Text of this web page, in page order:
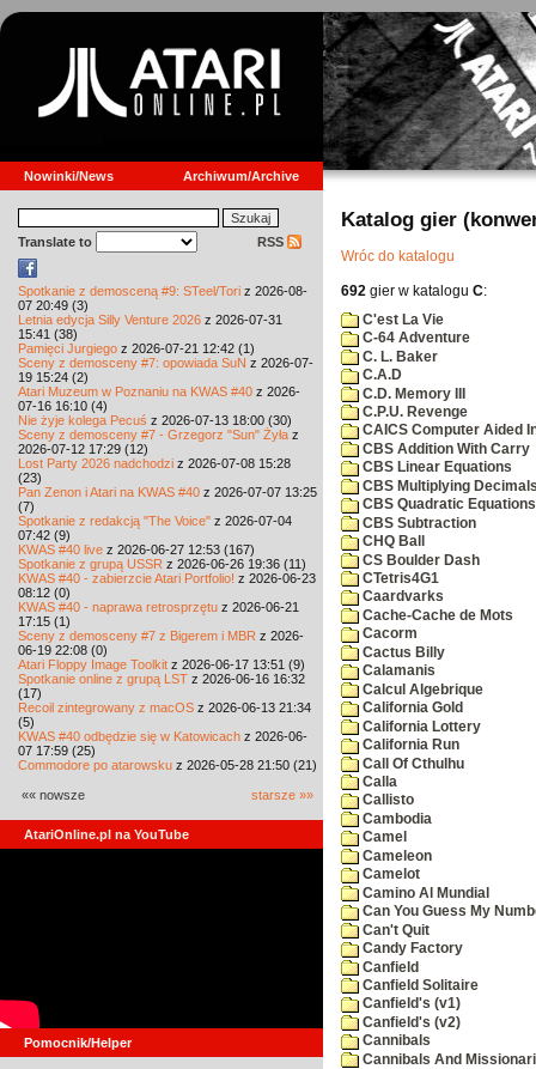
Nowinki/News Archiwum/Archive
Translate to RSS
Spotkanie z demosceną #9: STeel/Tori z 2026-08-
07 20:49 (3)
Letnia edycja Silly Venture 2026 z 2026-07-31
15:41 (38)
Pamięci Jurgiego z 2026-07-21 12:42 (1)
Sceny z demosceny #7: opowiada SuN z 2026-07-
19 15:24 (2)
Atari Muzeum w Poznaniu na KWAS #40 z 2026-
07-16 16:10 (4)
Nie żyje kolega Pecuś z 2026-07-13 18:00 (30)
Sceny z demosceny #7 - Grzegorz "Sun" Żyła z
2026-07-12 17:29 (12)
Lost Party 2026 nadchodzi z 2026-07-08 15:28
(23)
Pan Zenon i Atari na KWAS #40 z 2026-07-07 13:25
(7)
Spotkanie z redakcją "The Voice" z 2026-07-04
07:42 (9)
KWAS #40 live z 2026-06-27 12:53 (167)
Spotkanie z grupą USSR z 2026-06-26 19:36 (11)
KWAS #40 - zabierzcie Atari Portfolio! z 2026-06-23
08:12 (0)
KWAS #40 - naprawa retrosprzętu z 2026-06-21
17:15 (1)
Sceny z demosceny #7 z Bigerem i MBR z 2026-
06-19 22:08 (0)
Atari Floppy Image Toolkit z 2026-06-17 13:51 (9)
Spotkanie online z grupą LST z 2026-06-16 16:32
(17)
Recoil zintegrowany z macOS z 2026-06-13 21:34
(5)
KWAS #40 odbędzie się w Katowicach z 2026-06-
07 17:59 (25)
Commodore po atarowsku z 2026-05-28 21:50 (21)
«« nowsze starsze »»
AtariOnline.pl na YouTube
Pomocnik/Helper
Katalog gier
Wróc do katalogu
692 gier w katalogu C:
C'est La Vie
C-64 Adventure
C. L. Baker
C.A.D
C.D. Memory III
C.P.U. Revenge
CAICS Computer Aided
CBS Addition With Carry
CBS Linear Equations
CBS Multiplying
CBS Quadratic Equations
CBS Subtraction
CHQ Ball
CS Boulder Dash
CTetris4G1
Caardvarks
Cache-Cache de Mots
Cacorm
Cactus Billy
Calamanis
Calcul Algebrique
California Gold
California Lottery
California Run
Call Of Cthulhu
Calla
Callisto
Cambodia
Camel
Cameleon
Camelot
Camino Al Mundial
Can You Guess My
Can't Quit
Candy Factory
Canfield
Canfield Solitaire
Canfield's (v1)
Canfield's (v2)
Cannibals
Cannibals And